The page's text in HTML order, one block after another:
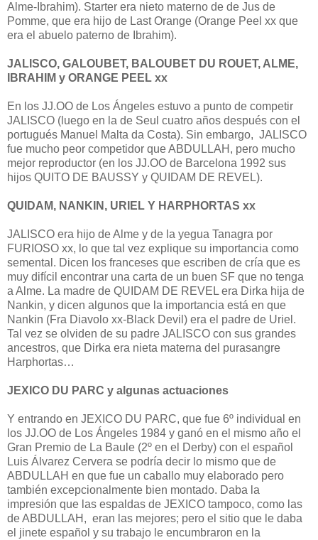
Alme-Ibrahim). Starter era nieto materno de de Jus de
Pomme, que era hijo de Last Orange (Orange Peel xx que
era el abuelo paterno de Ibrahim).
JALISCO, GALOUBET, BALOUBET DU ROUET, ALME,
IBRAHIM y ORANGE PEEL xx
En los JJ.OO de Los Ángeles estuvo a punto de competir
JALISCO (luego en la de Seul cuatro años después con el
portugués Manuel Malta da Costa). Sin embargo, JALISCO
fue mucho peor competidor que ABDULLAH, pero mucho
mejor reproductor (en los JJ.OO de Barcelona 1992 sus
hijos QUITO DE BAUSSY y QUIDAM DE REVEL).
QUIDAM, NANKIN, URIEL Y HARPHORTAS xx
JALISCO era hijo de Alme y de la yegua Tanagra por
FURIOSO xx, lo que tal vez explique su importancia como
semental. Dicen los franceses que escriben de cría que es
muy difícil encontrar una carta de un buen SF que no tenga
a Alme. La madre de QUIDAM DE REVEL era Dirka hija de
Nankin, y dicen algunos que la importancia está en que
Nankin (Fra Diavolo xx-Black Devil) era el padre de Uriel.
Tal vez se olviden de su padre JALISCO con sus grandes
ancestros, que Dirka era nieta materna del purasangre
Harphortas…
JEXICO DU PARC y algunas actuaciones
Y entrando en JEXICO DU PARC, que fue 6º individual en
los JJ.OO de Los Ángeles 1984 y ganó en el mismo año el
Gran Premio de La Baule (2º en el Derby) con el español
Luis Álvarez Cervera se podría decir lo mismo que de
ABDULLAH en que fue un caballo muy elaborado pero
también excepcionalmente bien montado. Daba la
impresión que las espaldas de JEXICO tampoco, como las
de ABDULLAH, eran las mejores; pero el sitio que le daba
el jinete español y su trabajo le encumbraron en la